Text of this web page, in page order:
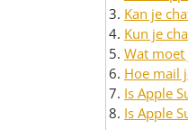
Kan je
Kun je
Wat moet
Hoe mail
Is Apple
Is Apple